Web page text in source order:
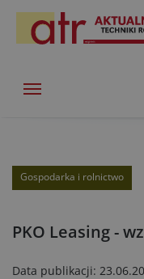
Gospodarka i rolnictwo
PKO Leasing -
Data publikacji: